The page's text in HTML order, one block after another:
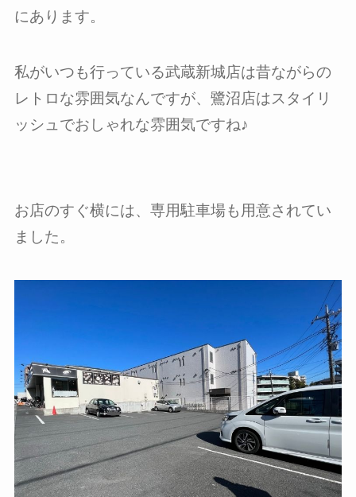
にあります。
私がいつも行っている武蔵新城店は昔ながらの
レトロな雰囲気なんですが、鷺沼店はスタイリ
ッシュでおしゃれな雰囲気ですね♪
お店のすぐ横には、専用駐車場も用意されてい
ました。